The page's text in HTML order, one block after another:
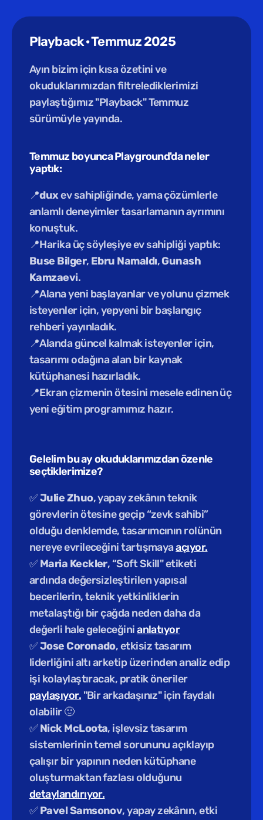
Playback · Temmuz 2025
Ayın bizim için kısa özetini ve
okuduklarımızdan filtrelediklerimizi
paylaştığımız "Playback" Temmuz
sürümüyle yayında.
Temmuz boyunca Playground'da neler
yaptık:
📍dux ev sahipliğinde, yama çözümlerle
anlamlı deneyimler tasarlamanın ayrımını
konuştuk.
Buse Bilger, Ebru Namaldı, Gunash
Kamzaevi.
📍Alana yeni başlayanlar ve yolunu çizmek
isteyenler için, yepyeni bir başlangıç
rehberi yayınladık.
📍Alanda güncel kalmak isteyenler için,
tasarımı odağına alan bir kaynak
kütüphanesi hazırladık.
📍Ekran çizmenin ötesini mesele edinen üç
yeni eğitim programımız hazır.
Gelelim bu ay okuduklarımızdan özenle
seçtiklerimize?
✅ Julie Zhuo, yapay zekânın teknik
görevlerin ötesine geçip “zevk sahibi”
olduğu denklemde, tasarımcının rolünün
nereye evrileceğini tartışmaya açıyor.
✅ Maria Keckler, “Soft Skill" etiketi
ardında değersizleştirilen yapısal
becerilerin, teknik yetkinliklerin
metalaştığı bir çağda neden daha da
değerli hale geleceğini anlatıyor
✅ Jose Coronado, etkisiz tasarım
liderliğini altı arketip üzerinden analiz edip
işi kolaylaştıracak, pratik öneriler
paylaşıyor. "Bir arkadaşınız" için faydalı
olabilir 🙂
✅ Nick McLoota, işlevsiz tasarım
sistemlerinin temel sorununu açıklayıp
çalışır bir yapının neden kütüphane
detaylandırıyor.
✅ Pavel Samsonov, yapay zekânın, etki